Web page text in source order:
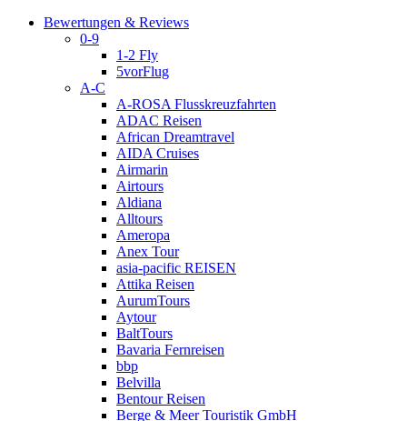
Bewertungen & Reviews
0-9
1-2 Fly
5vorFlug
A-C
A-ROSA Flusskreuzfahrten
ADAC Reisen
African Dreamtravel
AIDA Cruises
Airmarin
Airtours
Aldiana
Alltours
Ameropa
Anex Tour
asia-pacific REISEN
Attika Reisen
AurumTours
Aytour
BaltTours
Bavaria Fernreisen
bbp
Belvilla
Bentour Reisen
Berge & Meer Touristik GmbH